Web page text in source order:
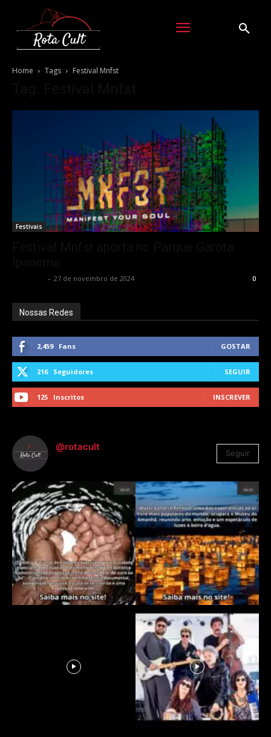
Home Tags Festival Mnfst
Festivais
- 27 de novembro de 2024 0
Nossas Redes
2,459 Fans GOSTAR
216 Seguidores SEGUIR
125 Inscritos INSCREVER
@rotacult
Seguir